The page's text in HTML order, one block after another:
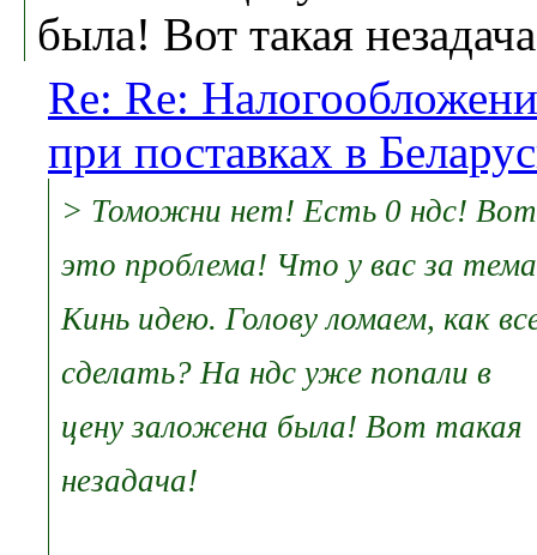
была! Вот такая
Re: Re:
при поставках в
> Томожни нет! Есть 0 ндс! Вот
это проблема! Что у вас за
Кинь идею. Голову ломаем, как
сделать? На ндс уже попали в
цену заложена была! Вот такая
незадача!